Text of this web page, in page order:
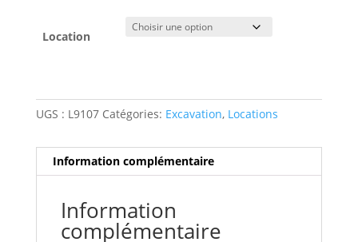
prix :
$132.00
Location
UGS : L9107 Catégories: Excavation, Locations
Information complémentaire
Information
complémentaire